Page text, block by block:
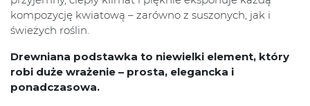
kompozycję kwiatową – zarówno z suszonych, jak i
świeżych roślin.
Drewniana podstawka to niewielki element, który
robi duże wrażenie – prosta, elegancka i
ponadczasowa.